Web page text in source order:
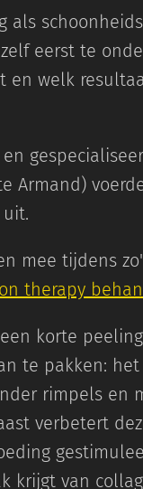
als
eerst te
en welk
Armand)
mee tijdens
therapy
korte
te pakken:
rimpels en
verbetert
krijgt van